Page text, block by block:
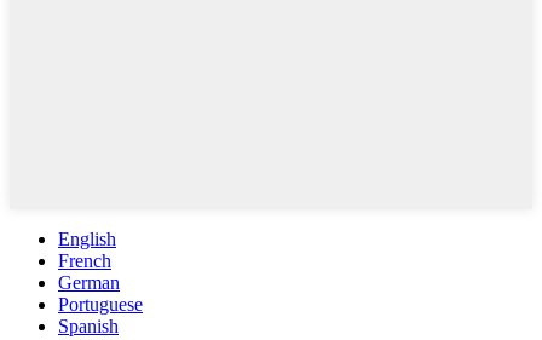
English
French
German
Portuguese
Spanish